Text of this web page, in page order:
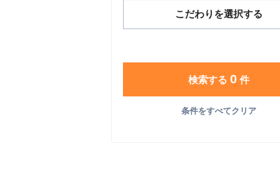
こだわりを選択する
検索する 0件
条件をすべてクリア